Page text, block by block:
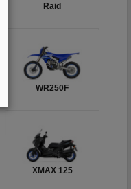
Raid
WR250F
XMAX 125